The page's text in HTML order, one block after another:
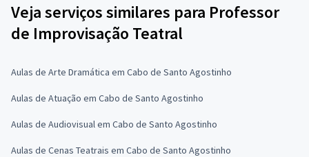
Veja serviços similares para Professor
de Improvisação Teatral
Aulas de Arte Dramática em Cabo de Santo Agostinho
Aulas de Atuação em Cabo de Santo Agostinho
Aulas de Audiovisual em Cabo de Santo Agostinho
Aulas de Cenas Teatrais em Cabo de Santo Agostinho